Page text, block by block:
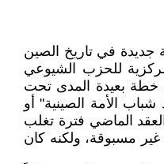
بدأت حقبة جديدة في تاريخ الصين
للحزب الشيوعي
خطة بعيدة المدى تحت
الأمة الصينية" أو
الماضي فترة تغلب
مسبوقة، ولكنه كان